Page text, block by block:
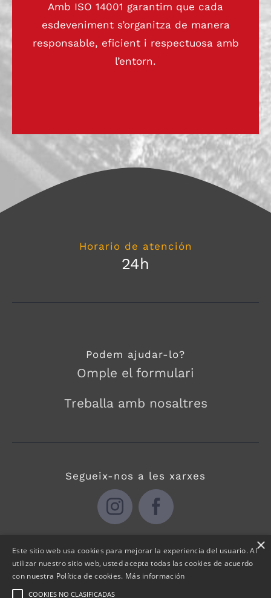
Amb ISO 14001 garantim que cada
esdeveniment s’organitza de manera
responsable, eficient i respectuosa amb
l’entorn.
Horario de atención
24h
Podem ajudar-lo?
Omple el formulari
Treballa amb nosaltres
Segueix-nos a les xarxes
Copyright | Web desenvolupada per
×
Este sitio web usa cookies para mejorar la experiencia del usuario. Al
utilizar nuestro sitio web, usted acepta todas las cookies de acuerdo
con nuestra Política de cookies. Más información
COOKIES NO CLASIFICADAS